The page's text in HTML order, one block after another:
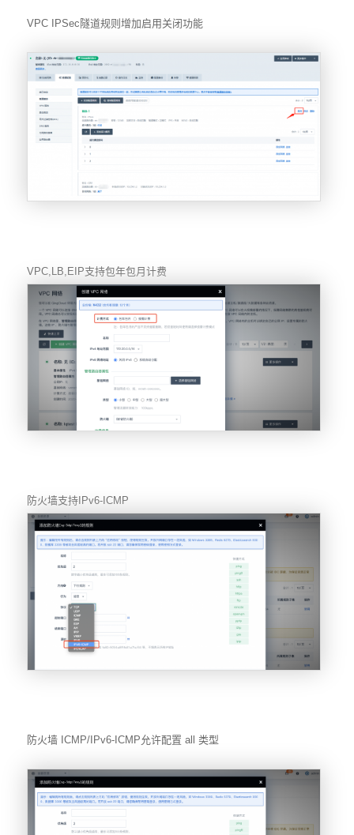
VPC IPSec隧道规则增加启用关闭功能
VPC,LB,EIP支持包年包月计费
防火墙支持 IPv6-ICMP
防火墙 ICMP/IPv6-ICMP允许配置 all 类型